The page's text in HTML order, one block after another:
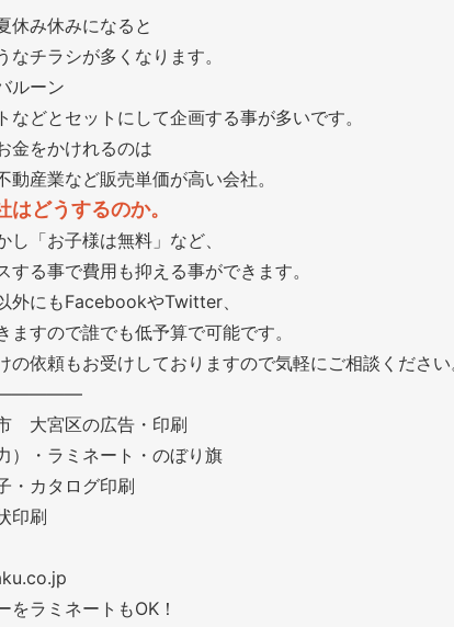
休み休みになると
なチラシが多くなります。
ルーン
などとセットにして企画する事が多いです。
金をかけれるのは
動産業など販売単価が高い会社。
どうするのか。
し「お子様は無料」など、
する事で費用も抑える事ができます。
外にもFacebookやTwitter、
ますので誰でも低予算で可能です。
の依頼もお受けしておりますので気軽にご相談ください
大宮区の広告・印刷
）・ラミネート・のぼり旗
・カタログ印刷
印刷
をラミネートもOK！